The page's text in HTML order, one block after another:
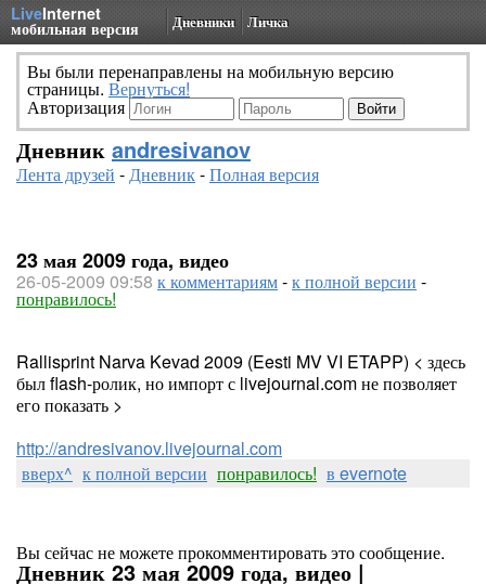
LiveInternet
мобильная версия Дневники Личка
Вы были перенаправлены на мобильную версию
страницы. Вернуться!
Авторизация
Дневник andresivanov
Лента друзей -Дневник-Полная версия
23 мая 2009 года, видео
26-05-2009 09:58 к комментариям-к полной версии -
понравилось!
Rallisprint Narva Kevad 2009 (Eesti MV VI ETAPP) < здесь
был flash-ролик, но импорт с livejournal.com не позволяет
его показать >
http://andresivanov.livejournal.com
вверх^ к полной версии понравилось! в evernote
Вы сейчас не можете прокомментировать это сообщение.
Дневник 23 мая 2009 года, видео |